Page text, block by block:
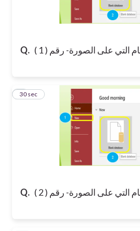
Q. التي على الصورة- رقم ( 1 )
Q. التي على الصورة- رقم ( 2 )
9
30 sec